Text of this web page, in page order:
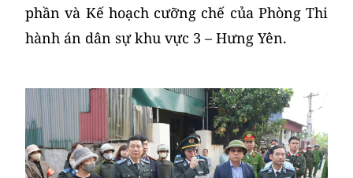
phần và Kế hoạch cưỡng chế của Phòng Thi
hành án dân sự khu vực 3 – Hưng Yên.